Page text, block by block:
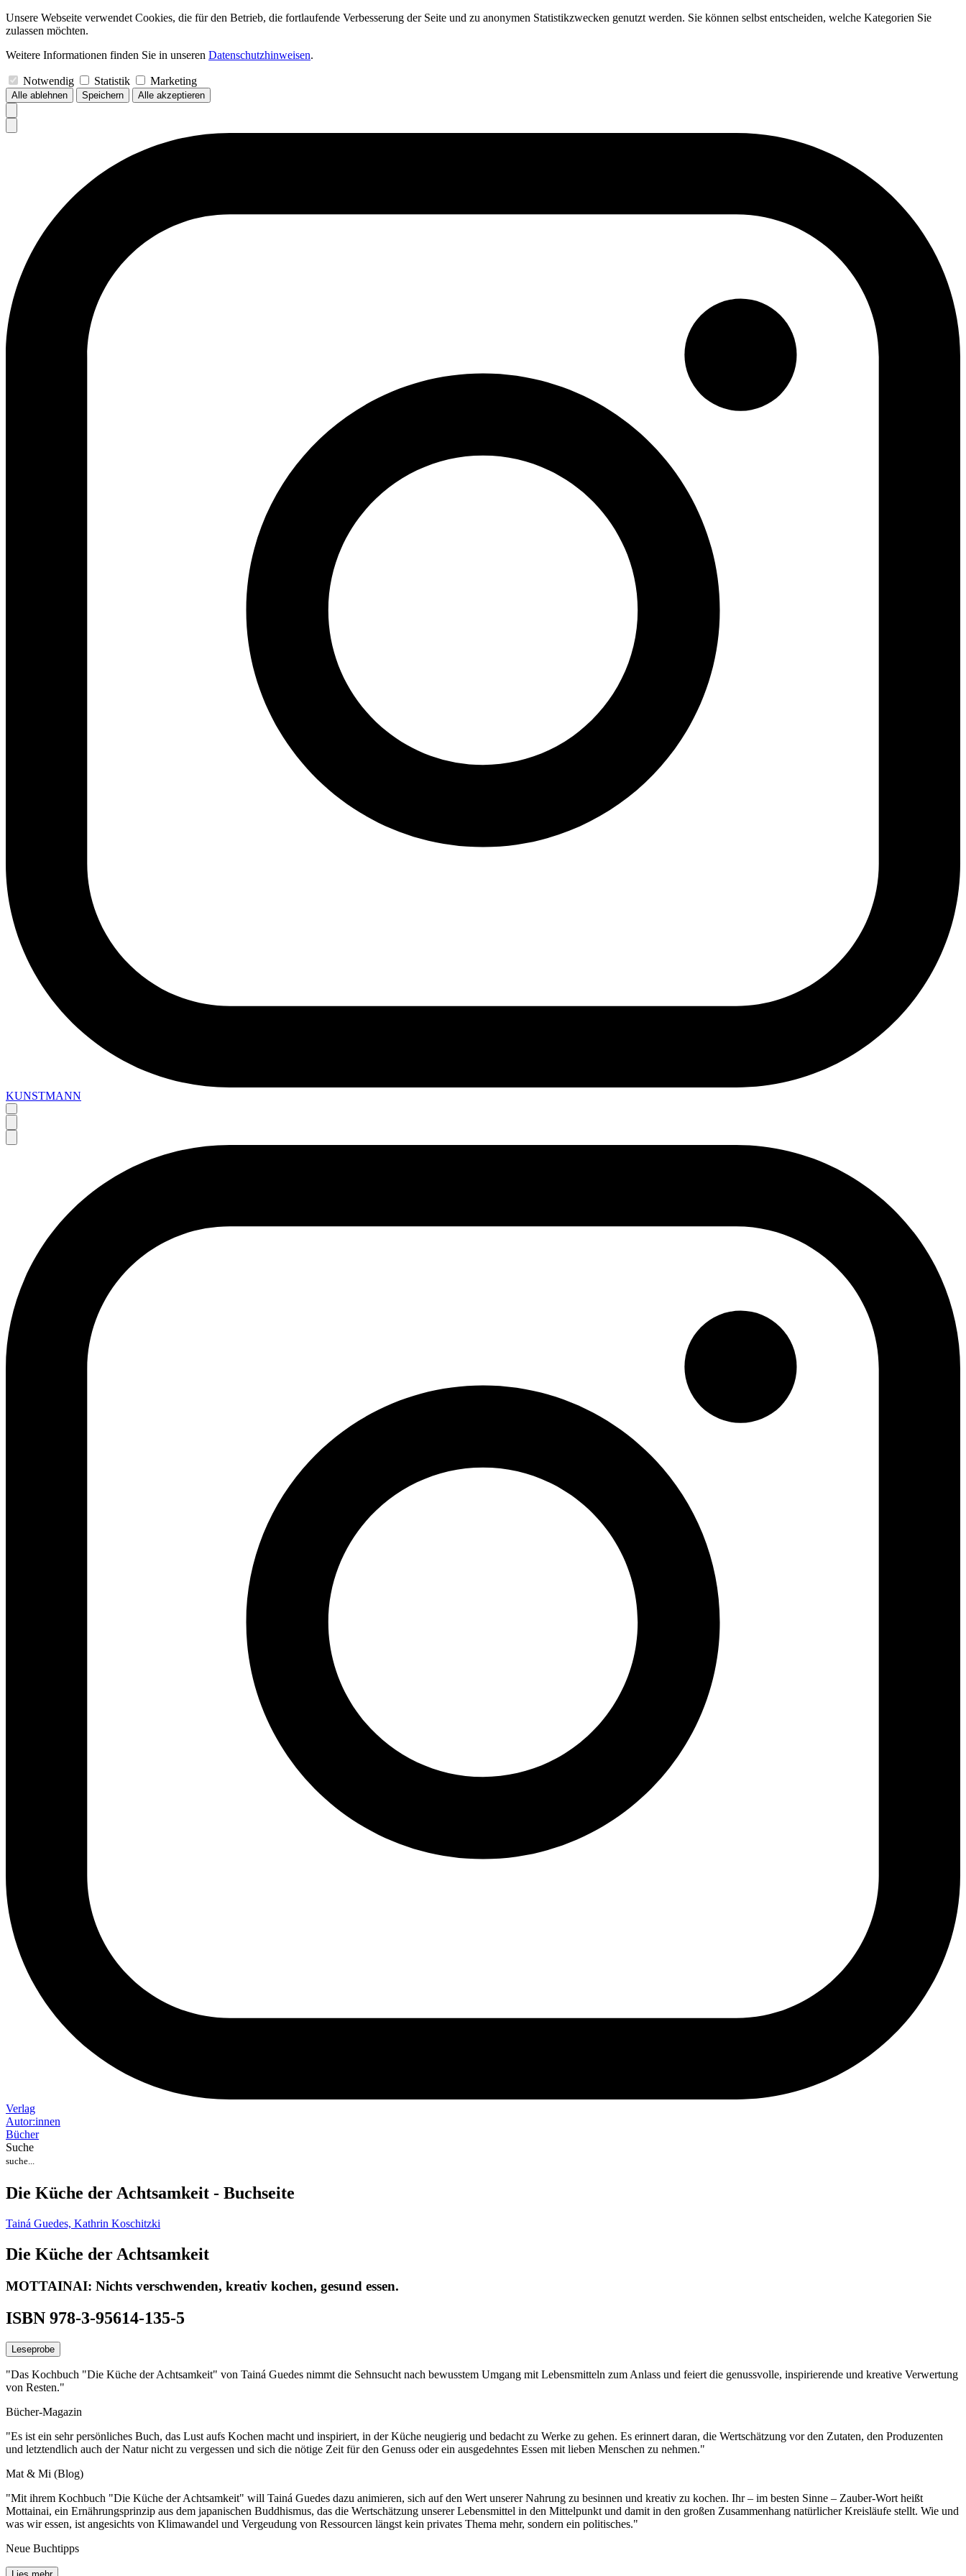
Unsere Webseite verwendet Cookies, die für den Betrieb, die fortlaufende Verbesserung der Seite und zu anonymen Statistikzwecken genutzt werden. Sie können selbst entscheiden, welche Kategorien Sie
zulassen möchten.
Weitere Informationen finden Sie in unseren Datenschutzhinweisen.
Notwendig Statistik Marketing
Alle ablehnen Speichern Alle akzeptieren
KUNSTMANN
Verlag
Autor:innen
Bücher
Suche
Die Küche der Achtsamkeit - Buchseite
Tainá Guedes, Kathrin Koschitzki
Die Küche der Achtsamkeit
MOTTAINAI: Nichts verschwenden, kreativ kochen, gesund essen.
ISBN 978-3-95614-135-5
Leseprobe
"Das Kochbuch "Die Küche der Achtsamkeit" von Tainá Guedes nimmt die Sehnsucht nach bewusstem Umgang mit Lebensmitteln zum Anlass und feiert die genussvolle, inspirierende und kreative Verwertung
von Resten."
Bücher-Magazin
"Es ist ein sehr persönliches Buch, das Lust aufs Kochen macht und inspiriert, in der Küche neugierig und bedacht zu Werke zu gehen. Es erinnert daran, die Wertschätzung vor den Zutaten, den Produzenten
und letztendlich auch der Natur nicht zu vergessen und sich die nötige Zeit für den Genuss oder ein ausgedehntes Essen mit lieben Menschen zu nehmen."
Mat & Mi (Blog)
"Mit ihrem Kochbuch "Die Küche der Achtsamkeit" will Tainá Guedes dazu animieren, sich auf den Wert unserer Nahrung zu besinnen und kreativ zu kochen. Ihr – im besten Sinne – Zauber-Wort heißt
Mottainai, ein Ernährungsprinzip aus dem japanischen Buddhismus, das die Wertschätzung unserer Lebensmittel in den Mittelpunkt und damit in den großen Zusammenhang natürlicher Kreisläufe stellt. Wie und
was wir essen, ist angesichts von Klimawandel und Vergeudung von Ressourcen längst kein privates Thema mehr, sondern ein politisches."
Neue Buchtipps